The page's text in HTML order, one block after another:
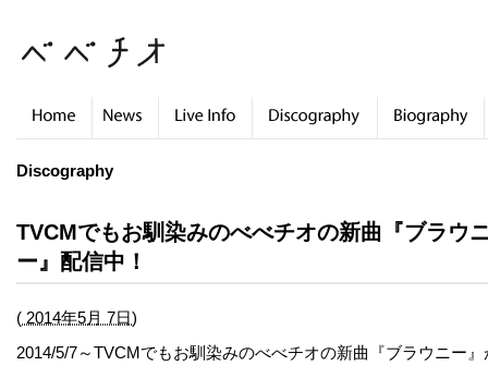
Discography
TVCMでもお馴染みのべべチオの新曲『ブラウ
ー』配信中！
( 2014年5月 7日)
2014/5/7～TVCMでもお馴染みのべべチオの新曲『ブラウニー』